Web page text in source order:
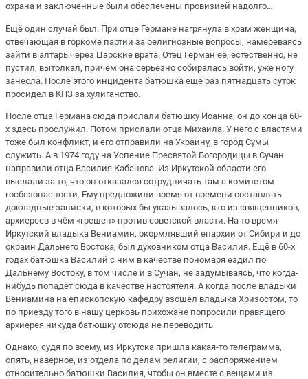
охрана и заключённые были обеспечены провизией надолго…
Ещё один случай был. При отце Германе нагрянула в храм женщина,
отвечающая в горкоме партии за религиозные вопросы, намереваясь
зайти в алтарь через Царские врата. Отец Герман её, естественно, не
пустил, вытолкал, причём она серьёзно собиралась войти, уже ногу
занесла. После этого инцидента батюшка ещё раз пятнадцать суток
просидел в КПЗ за хулиганство.
После отца Германа сюда прислали батюшку Иоанна, он до конца 60-
х здесь прослужил. Потом прислали отца Михаила. У него с властями
тоже был конфликт, и его отправили на Украину, в город Сумы
служить. А в 1974 году на Успение Пресвятой Богородицы в Сучан
направили отца Василия Кабанова. Из Иркутской области его
выслали за то, что он отказался сотрудничать там с комитетом
госбезопасности. Ему предложили время от времени составлять
докладные записки, в которых бы указывалось, кто из священников,
архиереев в чём «грешен» против советской власти. На то время
Иркутский владыка Вениамин, окормлявший епархии от Сибири и до
окраин Дальнего Востока, был духовником отца Василия. Ещё в 60-х
годах батюшка Василий с ним в качестве пономаря ездил по
Дальнему Востоку, в том числе и в Сучан, не задумываясь, что когда-
нибудь попадёт сюда в качестве настоятеля. А когда после владыки
Вениамина на епископскую кафедру взошёл владыка Хризостом, то
по приезду того в нашу церковь прихожане попросили правящего
архиерея никуда батюшку отсюда не переводить.
Однако, судя по всему, из Иркутска пришла какая-то телеграмма,
опять, наверное, из отдела по делам религии, с распоряжением
относительно батюшки Василия, чтобы он вместе с вещами из